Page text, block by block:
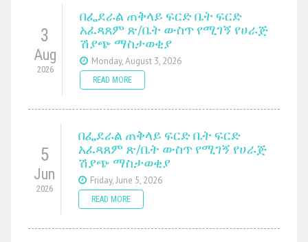
3
Aug
2026
በፌደራል ጠቅላይ ፍርድ ቤት ፍርድ
አፈጻጸም ጽ/ቤት ውስጥ የሚገኝ የሀራጅ
ሽያጭ ማስታወቂያ
Monday, August 3, 2026
READ MORE
5
Jun
2026
በፌደራል ጠቅላይ ፍርድ ቤት ፍርድ
አፈጻጸም ጽ/ቤት ውስጥ የሚገኝ የሀራጅ
ሽያጭ ማስታወቂያ
Friday, June 5, 2026
READ MORE